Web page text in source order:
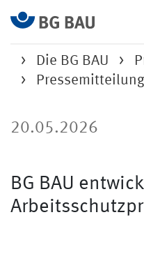
Die BG BAU
Pressemitteilung
20.05.2026
BG BAU